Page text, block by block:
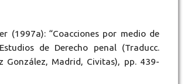
(1997a): “Coacciones por medio de
de Derecho penal (Traducc.
González, Madrid, Civitas), pp. 439-